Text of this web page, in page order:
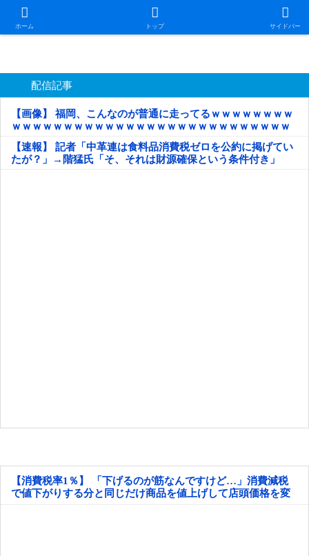
ホーム トップ サイドバー
日本第一！ニュース録
配信記事
【画像】 福岡、こんなのが普通に走ってるｗｗｗｗｗｗｗｗ
ｗｗｗｗｗｗｗｗｗｗｗｗｗｗｗｗｗｗｗｗｗｗｗｗｗｗｗ
ｗｗｗｗｗ
【速報】 記者「中革連は食料品消費税ゼロを公約に掲げてい
たが？」→階猛氏「そ、それは財源確保という条件付き」
【消費税率1％】 「下げるのが筋なんですけど…」消費減税
で値下がりする分と同じだけ商品を値上げして店頭価格を変
えない店も